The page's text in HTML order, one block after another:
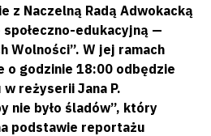
z Naczelną Radą Adwokacką
edukacyjną —
Wolności”. W jej ramach
o godzinie 18:00 odbędzie
reżyserii Jana P.
nie było śladów”, który
podstawie reportażu